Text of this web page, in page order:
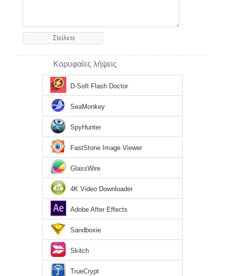
Κορυφαίες λήψεις
D-Soft Flash Doctor
SeaMonkey
SpyHunter
FastStone Image Viewer
GlassWire
4K Video Downloader
Adobe After Effects
Sandboxie
Skitch
TrueCrypt